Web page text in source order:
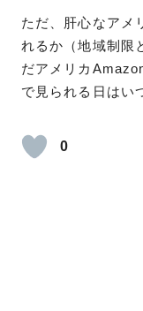
ただ、肝心なアメ
れるか（地域制限
だアメリカ
で見られる日はい
0